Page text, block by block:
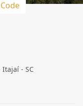
Itajaí - SC